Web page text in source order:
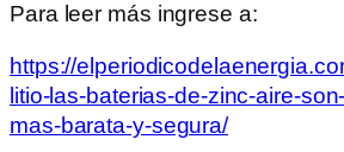
Para leer más ingrese a:
https://
litio-las-baterias-de-zinc-aire-
mas-barata-y-segura/